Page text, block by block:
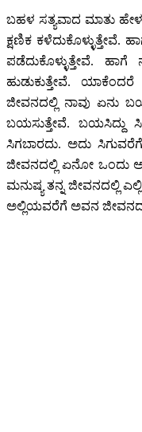
ಬಹಳ ಸತ್ಯವಾದ ಮಾತು
ಕ್ಷಣಿಕ
ಪಡೆದುಕೊಳ್ಳುತ್ತೇವೆ.
ಹುಡುಕುತ್ತೇವೆ. ಯಾಕೆಂದರೆ
ಜೀವನದಲ್ಲಿ ನಾವು ಏನು
ಬಯಸುತ್ತೇವೆ. ಬಯಸಿದ್ದು
ಸಿಗಬಾರದು. ಅದು
ಜೀವನದಲ್ಲಿ ಏನೋ ಒಂದು
ಮನುಷ್ಯ ತನ್ನ ಜೀವನದಲ್ಲಿ
ಅಲ್ಲಿಯವರೆಗೆ ಅವನ